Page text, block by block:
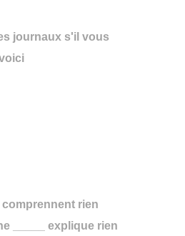
journaux s'il vous
comprennent rien
_____ explique rien